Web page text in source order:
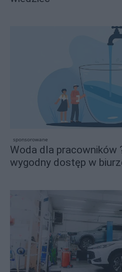
sponsorowane
Woda dla pracowników
wygodny dostęp w